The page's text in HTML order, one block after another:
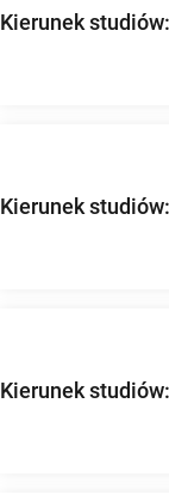
Kierunek
Kierunek
Kierunek